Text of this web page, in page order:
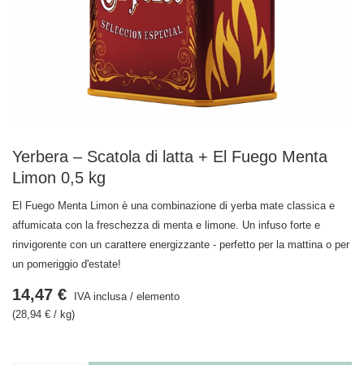
Yerbera – Scatola di latta + El Fuego Menta
Limon 0,5 kg
El Fuego Menta Limon è una combinazione di yerba mate classica e
affumicata con la freschezza di menta e limone. Un infuso forte e
rinvigorente con un carattere energizzante - perfetto per la mattina o per
un pomeriggio d'estate!
14,47 € IVA inclusa/ elemento
(28,94 € / kg)